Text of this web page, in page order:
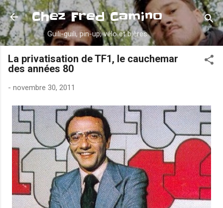
Accéder au contenu principal
Chez Fred Camino
Guili-guili, pin-up, vélo et bières
La privatisation de TF1, le cauchemar
des années 80
- novembre 30, 2011